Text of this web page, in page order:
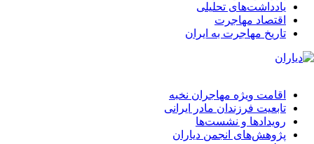
یادداشت‌های تحلیلی
اقتصاد مهاجرت
تاریخ مهاجرت به ایران
اقامت ویژه مهاجران نخبه
تابعیت فرزندان مادر ایرانی
رویدادها و نشست‌ها
پژوهش‌های انجمن دیاران